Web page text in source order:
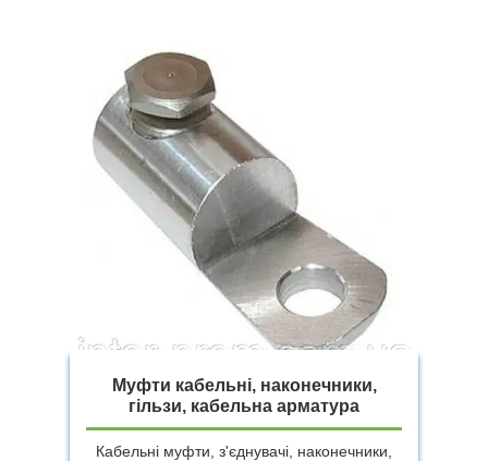
Муфти кабельні, наконечники,
гільзи, кабельна арматура
Кабельні муфти, з'єднувачі, наконечники,